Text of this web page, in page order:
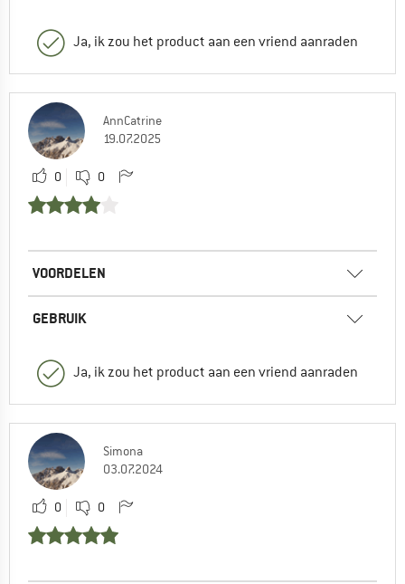
Ja, ik zou het product aan een vriend aanraden
AnnCatrine
19.07.2025
0 0
VOORDELEN
GEBRUIK
Ja, ik zou het product aan een vriend aanraden
Simona
03.07.2024
0 0